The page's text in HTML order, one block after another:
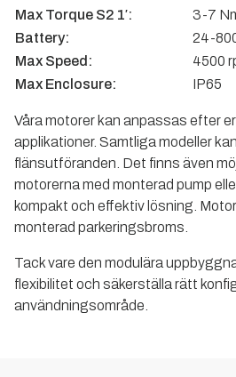
Max Torque S2 1′:
3-7
Battery:
24-
Max Speed:
4500
Max Enclosure:
IP65
Våra motorer kan anpassas efter
applikationer. Samtliga modeller
flänsutföranden. Det finns även
motorerna med monterad pump
kompakt och effektiv lösning.
monterad parkeringsbroms.
Tack vare den modulära
flexibilitet och säkerställa rätt
användningsområde.